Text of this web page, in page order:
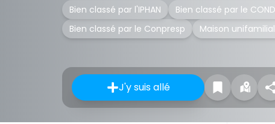
Bien classé par l'IPHAN
Bien classé par le
Bien classé par le Conpresp
Maison
J'y suis allé